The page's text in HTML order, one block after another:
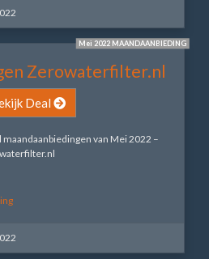
Mei 2022 MAANDAANBIEDING
Zerowaterfilter.nl
Deal
van Mei 2022 –